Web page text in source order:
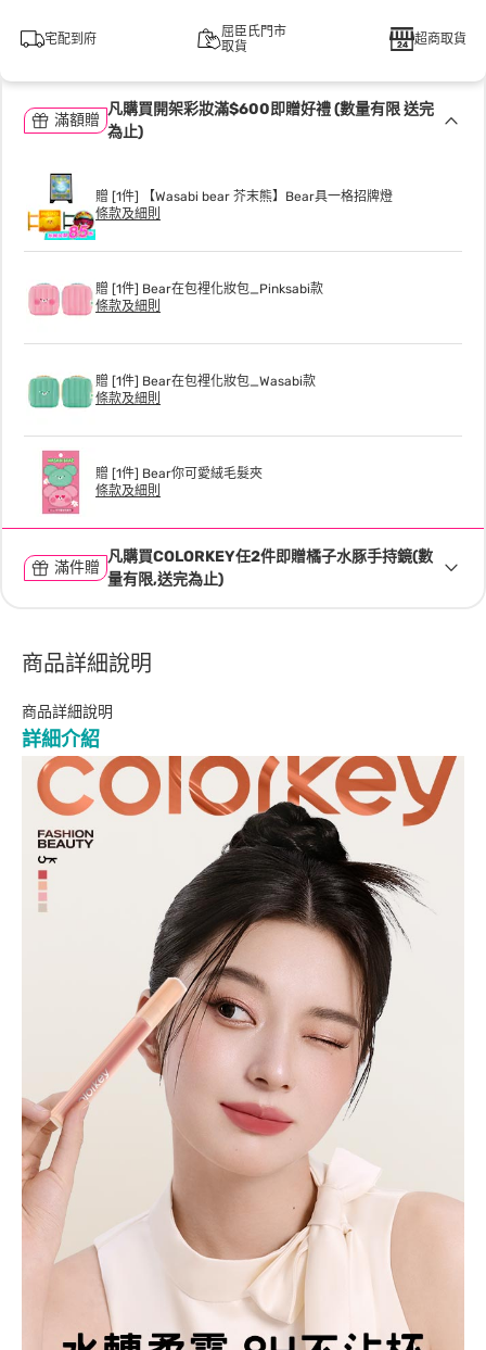
宅配到府
屈臣氏門市
取貨
超商取貨
滿額贈
凡購買開架彩妝滿$600即贈好禮 (數量有限 送完
為止)
贈 [1件] 【Wasabi bear 芥末熊】Bear具一格招牌燈
條款及細則
贈 [1件] Bear在包裡化妝包_Pinksabi款
條款及細則
贈 [1件] Bear在包裡化妝包_Wasabi款
條款及細則
贈 [1件] Bear你可愛絨毛髮夾
條款及細則
滿件贈
凡購買COLORKEY任2件即贈橘子水豚手持鏡(數
量有限,送完為止)
商品詳細說明
商品詳細說明
詳細介紹